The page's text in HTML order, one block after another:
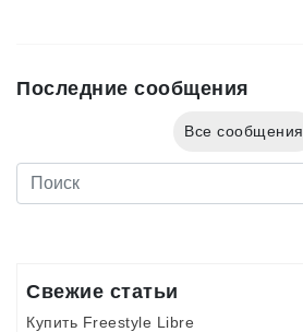
Последние сообщения
Все сообщения
Свежие статьи
Купить Freestyle Libre